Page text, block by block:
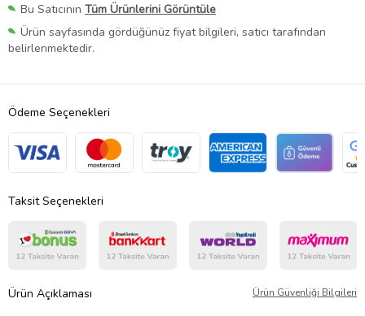
Bu Satıcının Tüm Ürünlerini Görüntüle
Ürün sayfasında gördüğünüz fiyat bilgileri, satıcı tarafından
belirlenmektedir.
Ödeme Seçenekleri
Taksit Seçenekleri
Ürün Açıklaması Ürün Güvenliği Bilgileri